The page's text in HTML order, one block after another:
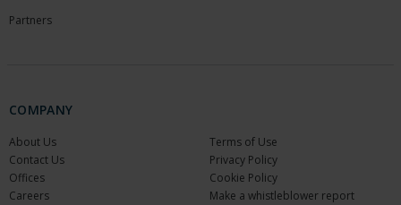
Partners
COMPANY
About Us
Contact Us
Offices
Careers
Terms of Use
Privacy Policy
Cookie Policy
Make a whistleblower report